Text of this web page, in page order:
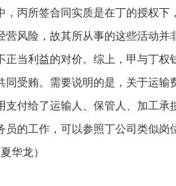
，丙所签合同实质是在丁的授权下
营风险，故其所从事的这些活动
正当利益的对价。综上，甲与丁
同受贿。需要说明的是，关于运
支付给了运输人、保管人、加工
员的工作，可以参照丁公司类似
华龙）